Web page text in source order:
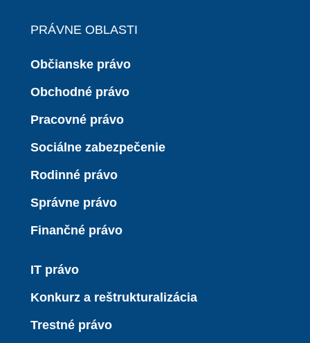
PRÁVNE OBLASTI
Občianske právo
Obchodné právo
Pracovné právo
Sociálne zabezpečenie
Rodinné právo
Správne právo
Finančné právo
IT právo
Konkurz a reštrukturalizácia
Trestné právo